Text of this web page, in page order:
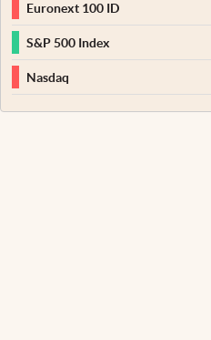
Euronext 100 ID
S&P 500 Index
Nasdaq